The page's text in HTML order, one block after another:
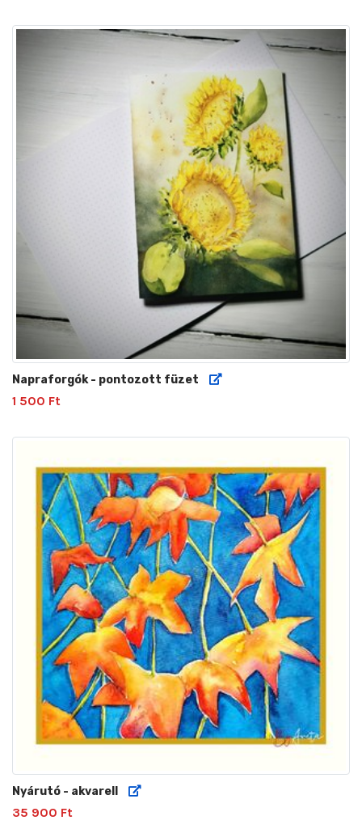
Napraforgók - pontozott füzet
1 500 Ft
Nyárutó - akvarell
35 900 Ft